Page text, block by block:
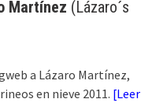
Martínez (Lázaro´s
a Lázaro Martínez,
en nieve 2011. [Leer